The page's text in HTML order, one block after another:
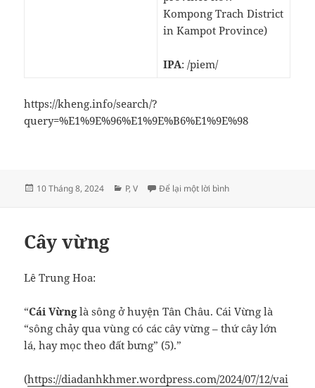
Kompong Trach District
in Kampot Province)
IPA: /piem/
https://kheng.info/search/?
query=%E1%9E%96%E1%9E%B6%E1%9E%98
Đăng
10 Tháng 8, 2024
Danh
P,V Để lại một lời bìnhở Vàm ពាម bām piəm
Cây vừng
Lê Trung Hoa:
“Cái Vừnglà sông ở huyện Tân Châu. Cái Vừng là
“sông chảy qua vùng có các cây vừng – thứ cây lớn
lá, hay mọc theo đất bưng” (5).”
(https://diadanhkhmer.wordpress.com/2024/07/12/vai